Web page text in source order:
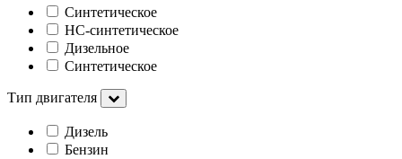
Синтетическое
HC-синтетическое
Дизельное
Cинтетическое
Тип двигателя
Дизель
Бензин